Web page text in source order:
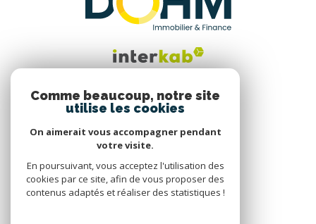
Nous suivre
Comme beaucoup, notre site
utilise les cookies
On aimerait vous accompagner pendant
votre visite.
En poursuivant, vous acceptez l'utilisation des
cookies par ce site, afin de vous proposer des
contenus adaptés et réaliser des statistiques !